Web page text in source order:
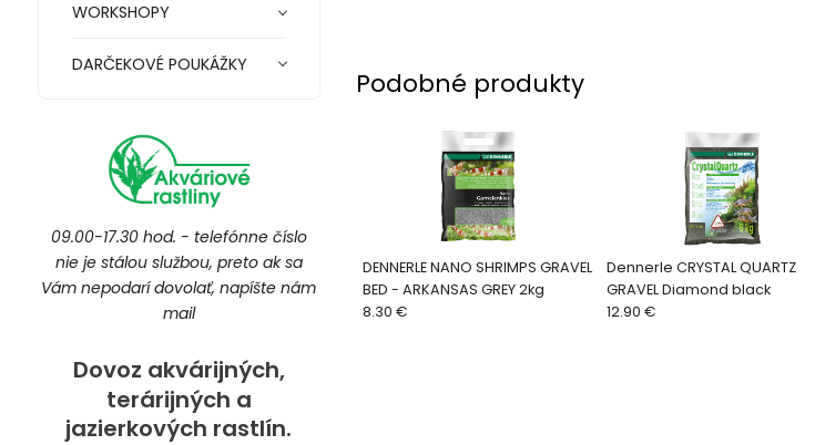
WORKSHOPY
DARČEKOVÉ POUKÁŽKY
09.00-17.30 hod. - telefónne číslo
nie je stálou službou, preto ak sa
Vám nepodarí dovolať, napíšte nám
mail
Dovoz akvárijných,
terárijných a
jazierkových rastlín.
Podobné produkty
DENNERLE NANO SHRIMPS GRAVEL
BED - ARKANSAS GREY 2kg
8.30 €
Dennerle CRYSTAL QUARTZ
GRAVEL Diamond black
12.90 €